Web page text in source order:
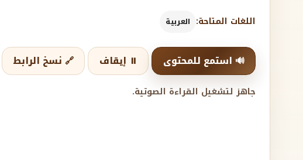
اللغات المتاحة: العربية
🔊 استمع للمحتوى ⏸️ إيقاف 🔗 نسخ الرابط
جاهز لتشغيل القراءة الصوتية.